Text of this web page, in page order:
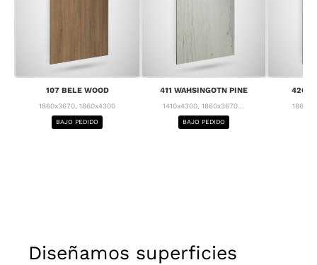
107 BELE WOOD
1860x3670, 1860x4300
BAJO PEDIDO
411 WAHSINGOTN PINE
1410x4300, 1860x3670...
BAJO PEDIDO
426
Diseñamos superficies